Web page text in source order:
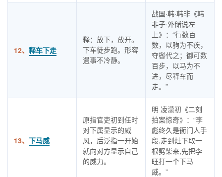
12、 释车下走
释：放下，放开。
下车徒步跑。形容
遇事不冷静。
战国·韩·韩非《韩
非子·外储说左
上》：“行数百
数，以驹为不疾，
夺辔代之；御可数
百步，以马为不
进，尽释车而
走。”
13、 下马威
原指官吏初到任时
对下属显示的威
风，后泛指一开始
就向对方显示自己
的威力。
明 凌濛初《二刻
拍案惊奇》：“李
彪终久是衙门人手
段,走到灶下取一
根劈柴来,先把李
旺打一个下马
威。”